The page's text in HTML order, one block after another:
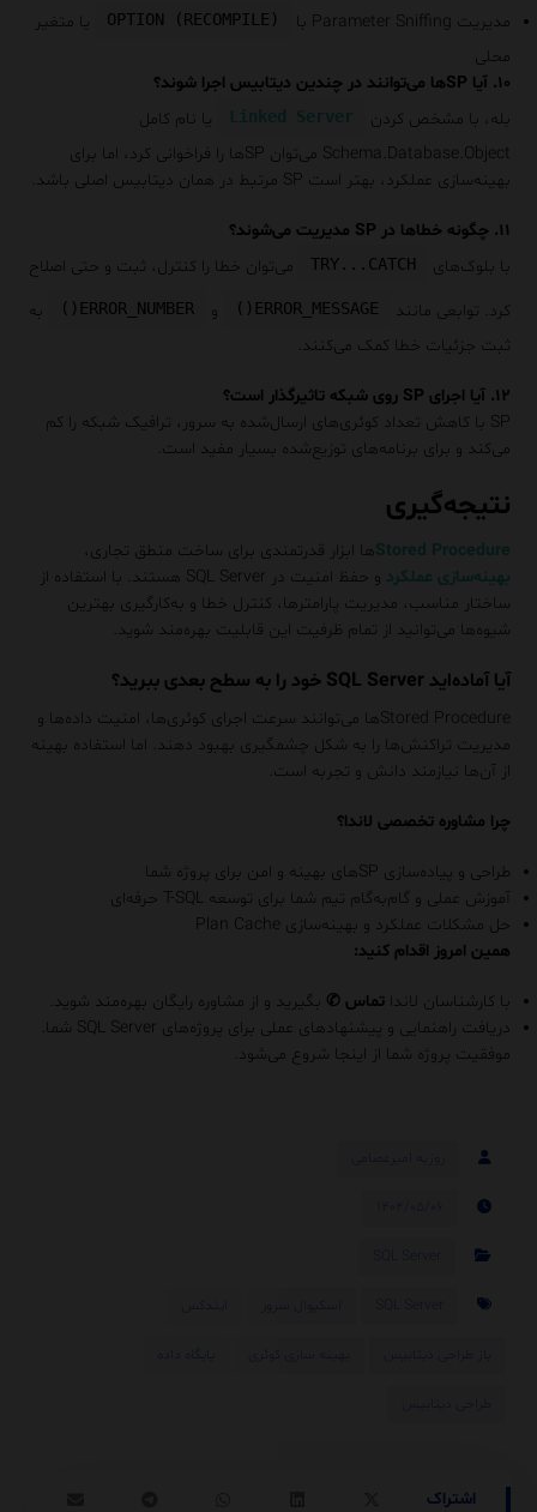
مدیریت Parameter Sniffing با
OPTION (RECOMPILE)
یا متغیر
محلی
۱۰. آیا SPها می‌توانند در چندین دیتابیس اجرا شوند؟
بله، با مشخص کردن
Linked Server
یا نام کامل
Schema.Database.Object می‌توان SPها را فراخوانی کرد، اما برای
بهینه‌سازی عملکرد، بهتر است SP مرتبط در همان دیتابیس اصلی باشد.
۱۱. چگونه خطاها در SP مدیریت می‌شوند؟
با بلوک‌های
TRY...CATCH
می‌توان خطا را کنترل، ثبت و حتی اصلاح
کرد. توابعی مانند
ERROR_MESSAGE() و ERROR_NUMBER()
به
ثبت جزئیات خطا کمک می‌کنند.
۱۲. آیا اجرای SP روی شبکه تاثیرگذار است؟
SP با کاهش تعداد کوئری‌های ارسال‌شده به سرور، ترافیک شبکه را کم
می‌کند و برای برنامه‌های توزیع‌شده بسیار مفید است.
نتیجه‌گیری
Stored Procedureها ابزار قدرتمندی برای ساخت منطق تجاری،
بهینه‌سازی عملکرد
و حفظ امنیت در SQL Server هستند. با استفاده از
ساختار مناسب، مدیریت پارامترها، کنترل خطا و به‌کارگیری بهترین
شیوه‌ها می‌توانید از تمام ظرفیت این قابلیت بهره‌مند شوید.
آیا آماده‌اید SQL Server خود را به سطح بعدی ببرید؟
Stored Procedureها می‌توانند سرعت اجرای کوئری‌ها، امنیت داده‌ها و
مدیریت تراکنش‌ها را به شکل چشمگیری بهبود دهند. اما استفاده بهینه
از آن‌ها نیازمند دانش و تجربه است.
چرا مشاوره تخصصی لاندا؟
طراحی و پیاده‌سازی SP‌های بهینه و امن برای پروژه شما
آموزش عملی و گام‌به‌گام تیم شما برای توسعه T-SQL حرفه‌ای
حل مشکلات عملکرد و بهینه‌سازی Plan Cache
همین امروز اقدام کنید:
با کارشناسان لانداتماس ✆ بگیرید و از مشاوره رایگان بهره‌مند شوید.
دریافت راهنمایی و پیشنهادهای عملی برای پروژه‌های SQL Server شما.
موفقیت پروژه شما از اینجا شروع می‌شود.